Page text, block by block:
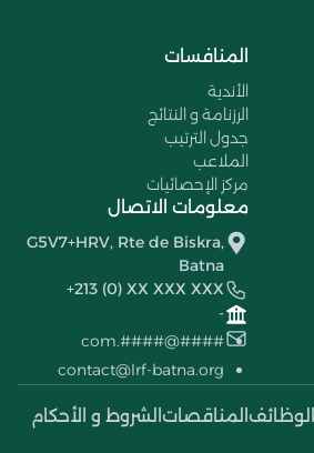
المنافسات
الأندية
الرزنامة و النتائج
جدول الترتيب
الملاعب
مركز الإحصائيات
معلومات الاتصال
G5V7+HRV, Rte de Biskra,
Batna
+213 (0) XX XXX XXX
-
####@####.com
contact@lrf-batna.org
الوظائف المناقصات الشروط و الأحكام